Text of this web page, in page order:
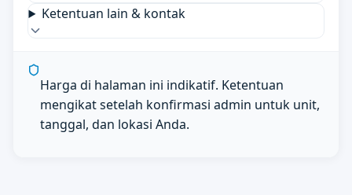
Ketentuan lain & kontak
Harga di halaman ini indikatif. Ketentuan
mengikat setelah konfirmasi admin untuk unit,
tanggal, dan lokasi Anda.